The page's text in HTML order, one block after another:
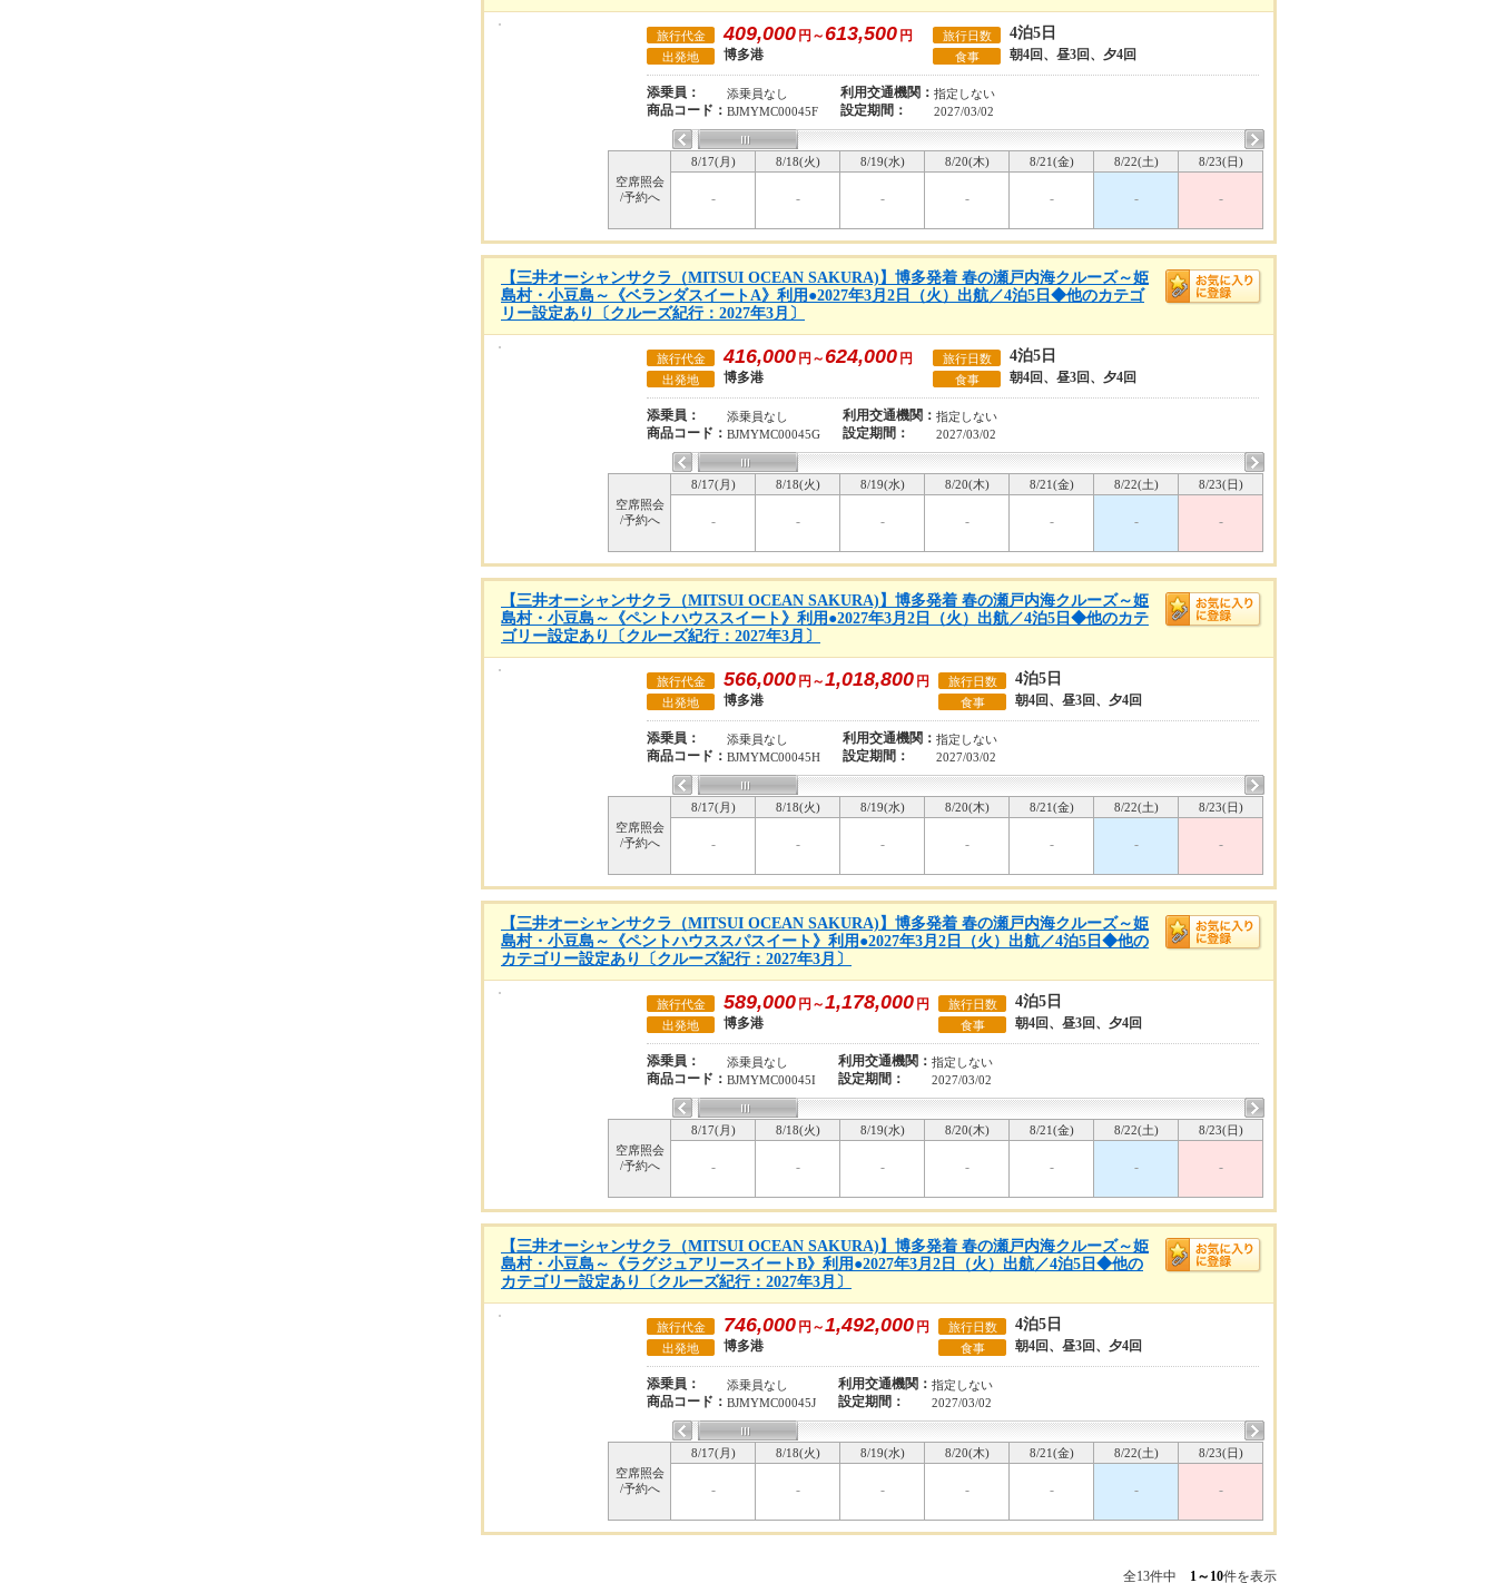
旅行代金 409,000 円～613,500 円 旅行日数 4泊5日
出発地 博多港 食事 朝4回、昼3回、夕4回
添乗員： 添乗員なし 利用交通機関： 指定しない
商品コード： BJMYMC00045F 設定期間： 2027/03/02
空席照会
/予約へ
8/17(月) 8/18(火) 8/19(水) 8/20(木) 8/21(金) 8/22(土) 8/23(日)
- - - - - - -
【三井オーシャンサクラ（MITSUI OCEAN SAKURA)】博多発着 春の瀬戸内海クルーズ～姫
島村・小豆島～《ベランダスイートA》利用●2027年3月2日（火）出航／4泊5日◆他のカテゴ
リー設定あり〔クルーズ紀行：2027年3月〕
旅行代金 416,000 円～624,000 円 旅行日数 4泊5日
出発地 博多港 食事 朝4回、昼3回、夕4回
添乗員： 添乗員なし 利用交通機関： 指定しない
商品コード： BJMYMC00045G 設定期間： 2027/03/02
空席照会
/予約へ
8/17(月) 8/18(火) 8/19(水) 8/20(木) 8/21(金) 8/22(土) 8/23(日)
- - - - - - -
【三井オーシャンサクラ（MITSUI OCEAN SAKURA)】博多発着 春の瀬戸内海クルーズ～姫
島村・小豆島～《ペントハウススイート》利用●2027年3月2日（火）出航／4泊5日◆他のカテ
ゴリー設定あり〔クルーズ紀行：2027年3月〕
旅行代金 566,000 円～1,018,800 円 旅行日数 4泊5日
出発地 博多港 食事 朝4回、昼3回、夕4回
添乗員： 添乗員なし 利用交通機関： 指定しない
商品コード： BJMYMC00045H 設定期間： 2027/03/02
空席照会
/予約へ
8/17(月) 8/18(火) 8/19(水) 8/20(木) 8/21(金) 8/22(土) 8/23(日)
- - - - - - -
【三井オーシャンサクラ（MITSUI OCEAN SAKURA)】博多発着 春の瀬戸内海クルーズ～姫
島村・小豆島～《ペントハウススパスイート》利用●2027年3月2日（火）出航／4泊5日◆他の
カテゴリー設定あり〔クルーズ紀行：2027年3月〕
旅行代金 589,000 円～1,178,000 円 旅行日数 4泊5日
出発地 博多港 食事 朝4回、昼3回、夕4回
添乗員： 添乗員なし 利用交通機関： 指定しない
商品コード： BJMYMC00045I 設定期間： 2027/03/02
空席照会
/予約へ
8/17(月) 8/18(火) 8/19(水) 8/20(木) 8/21(金) 8/22(土) 8/23(日)
- - - - - - -
【三井オーシャンサクラ（MITSUI OCEAN SAKURA)】博多発着 春の瀬戸内海クルーズ～姫
島村・小豆島～《ラグジュアリースイートB》利用●2027年3月2日（火）出航／4泊5日◆他の
カテゴリー設定あり〔クルーズ紀行：2027年3月〕
旅行代金 746,000 円～1,492,000 円 旅行日数 4泊5日
出発地 博多港 食事 朝4回、昼3回、夕4回
添乗員： 添乗員なし 利用交通機関： 指定しない
商品コード： BJMYMC00045J 設定期間： 2027/03/02
空席照会
/予約へ
8/17(月) 8/18(火) 8/19(水) 8/20(木) 8/21(金) 8/22(土) 8/23(日)
- - - - - - -
全13件中 1～10件を表示